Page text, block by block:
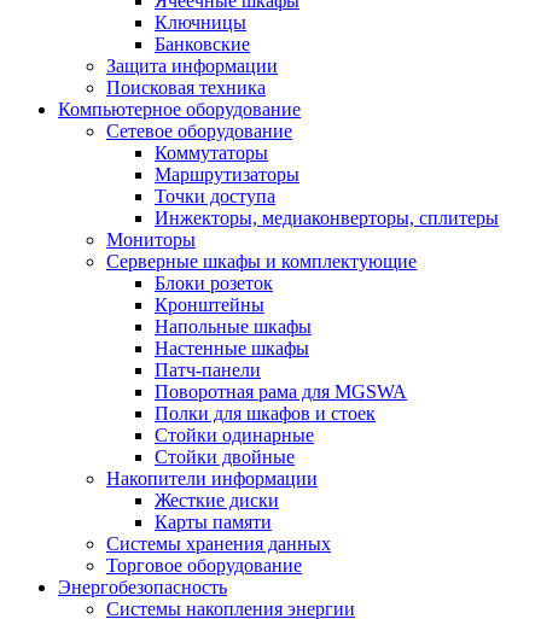
Ключницы
Банковские
Защита информации
Поисковая техника
Компьютерное оборудование
Сетевое оборудование
Коммутаторы
Маршрутизаторы
Точки доступа
Инжекторы, медиаконверторы, сплитеры
Мониторы
Серверные шкафы и комплектующие
Блоки розеток
Кронштейны
Напольные шкафы
Настенные шкафы
Патч-панели
Поворотная рама для MGSWA
Полки для шкафов и стоек
Стойки одинарные
Стойки двойные
Накопители информации
Жесткие диски
Карты памяти
Системы хранения данных
Торговое оборудование
Энергобезопасность
Системы накопления энергии